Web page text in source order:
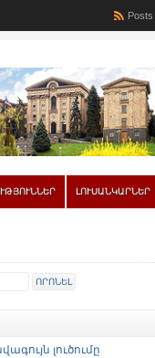
Posts
ԼՈՒՍԱՆԿԱՐՆԵՐ
լուծումը